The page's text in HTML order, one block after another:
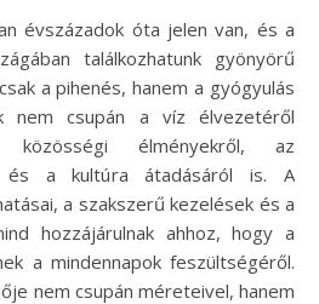
találkozhatunk gyönyörű
a pihenés, hanem a gyógyulás
nem csupán a víz élvezetéről
élményekről, az
és a kultúra átadásáról is. A
a szakszerű kezelések és a
hozzájárulnak ahhoz, hogy a
a mindennapok feszültségéről.
nem csupán méreteivel, hanem